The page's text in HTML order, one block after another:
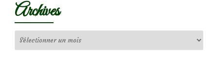
Archives